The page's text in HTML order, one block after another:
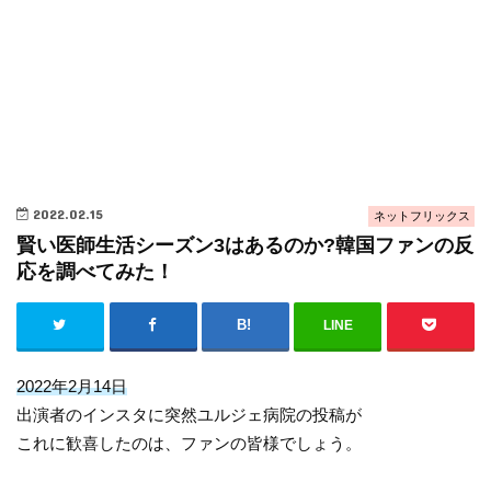
ネットフリックス
2022.02.15
賢い医師生活シーズン3はあるのか?韓国ファンの反
応を調べてみた！
LINE
2022年2月14日
出演者のインスタに突然ユルジェ病院の投稿が
これに歓喜したのは、ファンの皆様でしょう。